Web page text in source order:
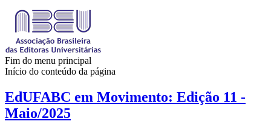
Fim do menu principal
Início do conteúdo da página
EdUFABC em Movimento: Edição 11 -
Maio/2025